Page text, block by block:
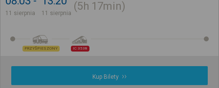
11 sierpnia 11 sierpnia
5h 17min
PRZYŚPIESZONY IC 3538
Kup Bilety